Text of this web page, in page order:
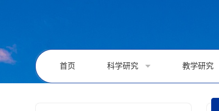
首页 科学研究 教学研究